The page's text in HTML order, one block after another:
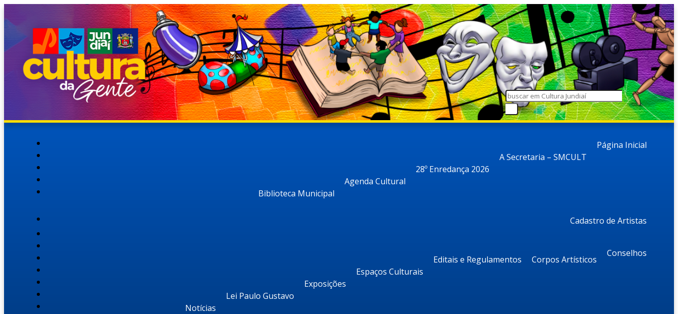
Página Inicial
A Secretaria – SMCULT
28º Enredança 2026
Agenda Cultural
Biblioteca Municipal
Cadastro de Artistas
Conselhos
Corpos Artísticos
Editais e Regulamentos
Espaços Culturais
Exposições
Lei Paulo Gustavo
Notícias